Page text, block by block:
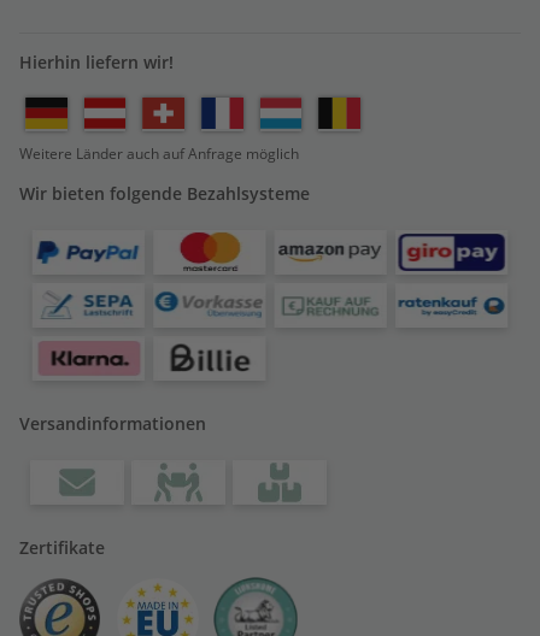
Hierhin liefern wir!
Weitere Länder auch auf Anfrage möglich
Wir bieten folgende Bezahlsysteme
Versandinformationen
Zertifikate